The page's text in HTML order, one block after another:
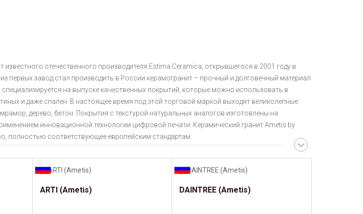
известного отечественного производителя Estima Ceramica, открывшегося в 2001 году в
первых завод стал производить в России керамогранит – прочный и долговечный материал
на выпуске качественных покрытий, которые можно использовать в
и даже спален. В настоящее время под этой торговой маркой выходят великолепные
дерево, бетон. Покрытия с текстурой натуральных аналогов изготовлены на
инновационной технологии цифровой печати. Керамический гранит Ametis by
полностью соответствующее европейским стандартам.
ARTI (Ametis) DAINTREE (Ametis)